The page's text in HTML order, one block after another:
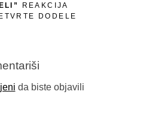
REAKCIJA
DODELE
da biste objavili